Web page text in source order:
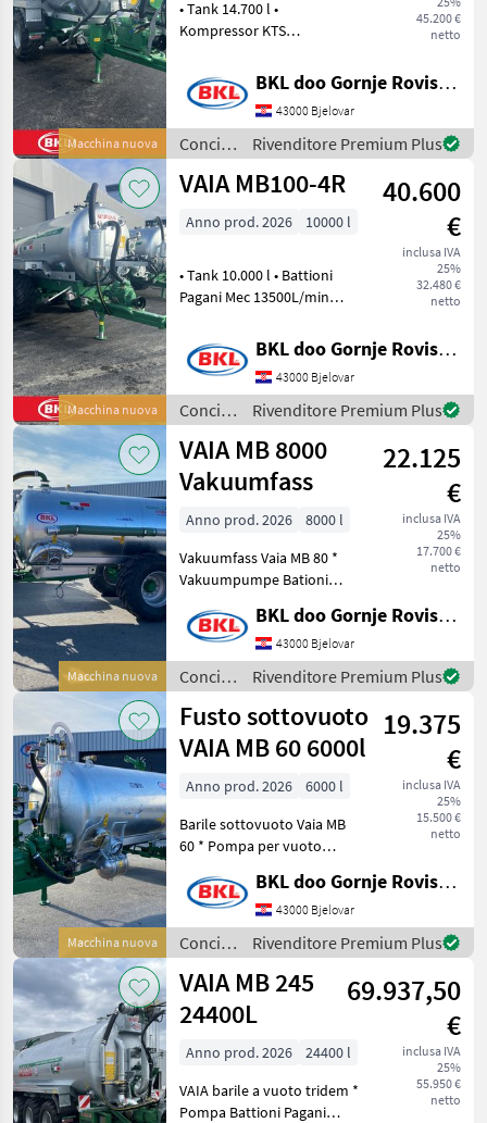
4R
MARKETPLACE
Marketplace
Offerte dei
rivenditori
Annunci
Macchina nuova
45.200 €
netto
• Tank 14.700 l •
Kompressor KTS
wasserkuhlung • Tandem
Achse Parabolische
gefedert 1380mm Achsem
Abstand • Achse 2.
Nachlauf-lenkachse • ADR-
Brem
BKL doo Gornje Rovisce Kroatien
43000 Bjelovar
Concimazione
e
irrigazione
Rivenditore Premium Plus
Macchina nuova
VAIA MB100-4R
40.600
€
inclusa IVA
25%
32.480 €
netto
Anno prod. 2026 10000 l
• Tank 10.000 l • Battioni
Pagani Mec 13500L/min
und automatischer
Schmierung • Tandem
Achse Parabolische
gefedert 1380mm Achsem
Abstand • A
BKL doo Gornje Rovisce Kroatien
43000 Bjelovar
Concimazione
e
irrigazione
/ VAIA
Rivenditore Premium Plus
Macchina nuova
VAIA MB 8000
Vakuumfass
22.125
€
inclusa IVA
25%
17.700 €
netto
Anno prod. 2026
8000 l
Vakuumfass Vaia MB 80 *
Vakuumpumpe Bationi
Bremsachsen Q110Tx1850
10loch * Gefederte Achse *
Untenanhängung mit
hydraulischem Stützfu
BKL doo Gornje Rovisce Kroatien
43000 Bjelovar
Concimazione
e
irrigazione
/ VAIA
Rivenditore Premium Plus
Macchina nuova
Fusto sottovuoto
VAIA MB 60 6000l
19.375
€
inclusa IVA
25%
15.500 €
netto
Anno prod. 2026
6000 l
Barile sottovuoto Vaia MB
60 * Pompa per vuoto
L/min * Assi freno ADR
Q110Tx1850 8 fori * Attacco
inferiore con gamba di
supporto idraul
BKL doo Gornje Rovisce Kroatien
43000 Bjelovar
Concimazione
e
irrigazione
/ VAIA
Rivenditore Premium Plus
VAIA MB 245
24400L
69.937,50
€
inclusa IVA
25%
55.950 €
netto
Anno prod. 2026
24400 l
VAIA barile a vuoto tridem *
Pompa Battioni Pagani